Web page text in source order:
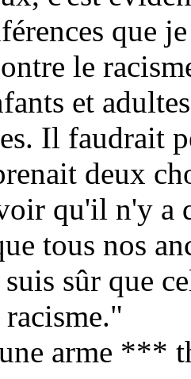
que
le
et
Il faudrait
deux
qu'il n'y a
tous nos
sûr que
arme ***